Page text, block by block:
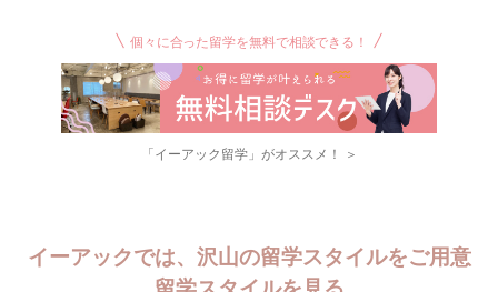
個々に合った留学を無料で相談できる！
「イーアック留学」がオススメ！ ＞
イーアックでは、沢山の留学スタイルをご用意